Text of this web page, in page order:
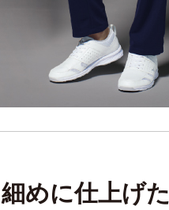
細めに仕上げた